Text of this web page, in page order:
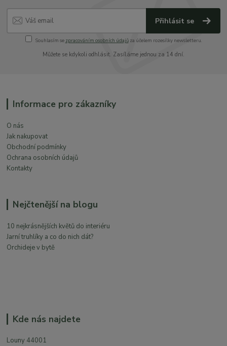
Přihlásit se
Souhlasím se zpracováním osobních údajůza účelem rozesílky newsletteru.
Můžete se kdykoli odhlásit. Zasíláme jednou za 14 dní.
Informace pro zákazníky
O nás
Jak nakupovat
Obchodní podmínky
Ochrana osobních údajů
Kontakty
Nejčtenější na blogu
10 nejkrásnějších květů do interiéru
Jarní truhlíky a co do nich dát?
Orchideje v bytě
Kde nás najdete
Louny 44001